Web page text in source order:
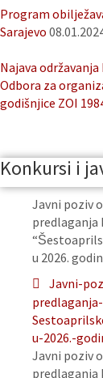
Program
Sarajevo
Najava
Odbora za
godišnjice ZOI
Konkursi i
Javni poziv
predlaganja
u 2026.
Javni-
u-2026.-
Javni poziv
predlaganja